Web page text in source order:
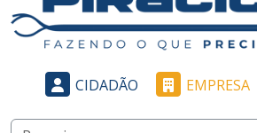
CIDADÃO EMPRESA